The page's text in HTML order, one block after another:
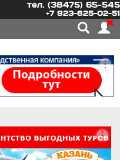
тел. (38475) 65-545
+7 923-625-02-51